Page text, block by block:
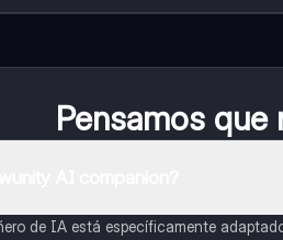
Pensamos que
de IA está específicamente